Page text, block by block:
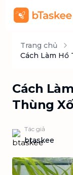
Trang chủ
Cách Làm Hồ
Cách
Thùng
Tác giả
btaskee